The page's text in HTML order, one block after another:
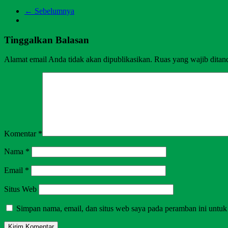
← Sebelumnya
Tinggalkan Balasan
Alamat email Anda tidak akan dipublikasikan. Ruas yang wajib
Komentar *
Nama *
Email *
Situs Web
Simpan nama, email, dan situs web saya pada peramban ini